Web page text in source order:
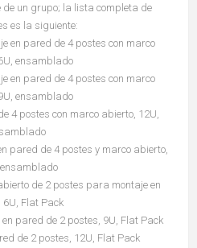
un grupo; la lista completa de
es la siguiente:
en pared de 4 postes con marco
ensamblado
en pared de 4 postes con marco
ensamblado
4 postes con marco abierto, 12U,
pared de 4 postes y marco abierto,
de 2 postes para montaje en
6U, Flat Pack
pared de 2 postes, 9U, Flat Pack
de 2 postes, 12U, Flat Pack